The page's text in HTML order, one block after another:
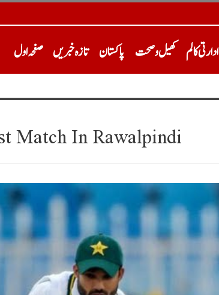
صفحہ اول تازہ خبریں پاکستان کھیل و صحت ادارتی کالم
Match In Rawalpindi